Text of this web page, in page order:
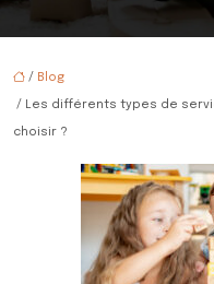
/ Blog
/ Les différents types de
choisir ?